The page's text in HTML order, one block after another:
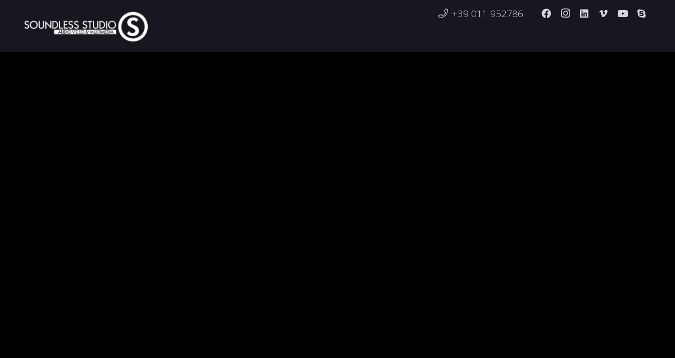
+39 011 952786